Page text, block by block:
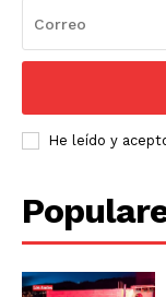
He leído y